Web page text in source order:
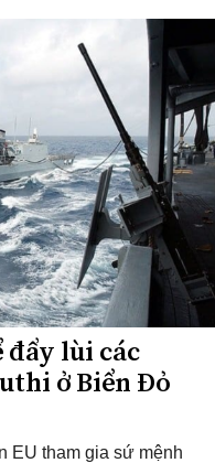
đẩy lùi các
ở Biển Đỏ
EU tham gia sứ mệnh